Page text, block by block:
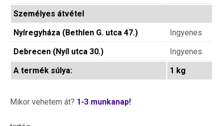
Személyes átvétel
Nyíregyháza (Bethlen G. utca 47.)
Ingyenes
Debrecen (Nyíl utca 30.)
Ingyenes
A termék súlya:
1 kg
Mikor vehetem át? 1-3 munkanap!